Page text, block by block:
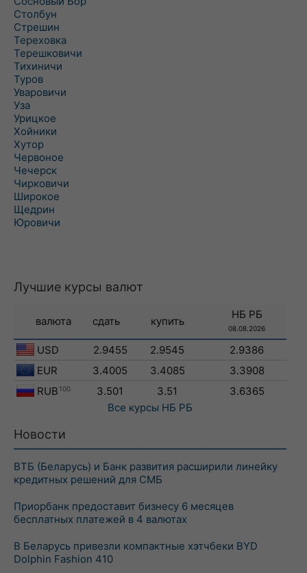
Столбун
Стрешин
Тереховка
Терешковичи
Тихиничи
Туров
Уваровичи
Уза
Урицкое
Хойники
Хутор
Червоное
Чечерск
Чирковичи
Широкое
Щедрин
Юровичи
Лучшие курсы валют
валюта сдать купить
НБ РБ
08.08.2026
USD 2.9455 2.9545
2.9386
EUR
3.4005 3.4085
3.3908
RUB 100 3.501 3.51
3.6365
Все курсы НБ РБ
Новости
ВТБ (Беларусь) и Банк развития расширили линейку
кредитных решений для СМБ
Приорбанк предоставит бизнесу 6 месяцев
бесплатных платежей в 4 валютах
В Беларусь привезли компактные хэтчбеки BYD
Dolphin Fashion 410